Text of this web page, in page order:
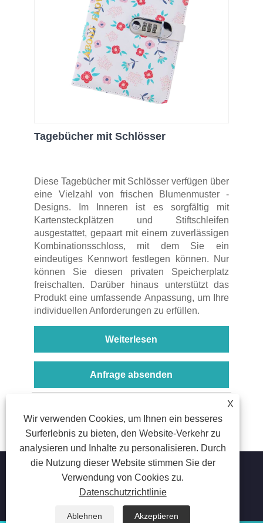
Tagebücher mit Schlösser
Diese Tagebücher mit Schlösser verfügen über
eine Vielzahl von frischen Blumenmuster -
Designs. Im Inneren ist es sorgfältig mit
Kartensteckplätzen und Stiftschleifen
ausgestattet, gepaart mit einem zuverlässigen
Kombinationsschloss, mit dem Sie ein
eindeutiges Kennwort festlegen können. Nur
können Sie diesen privaten Speicherplatz
freischalten. Darüber hinaus unterstützt das
Produkt eine umfassende Anpassung, um Ihre
individuellen Anforderungen zu erfüllen.
Weiterlesen
Anfrage absenden
X
Wir verwenden Cookies, um Ihnen ein besseres
Surferlebnis zu bieten, den Website-Verkehr zu
analysieren und Inhalte zu personalisieren. Durch
die Nutzung dieser Website stimmen Sie der
Verwendung von Cookies zu.
Datenschutzrichtlinie
Ablehnen Akzeptieren
Rechte vorbehalten.